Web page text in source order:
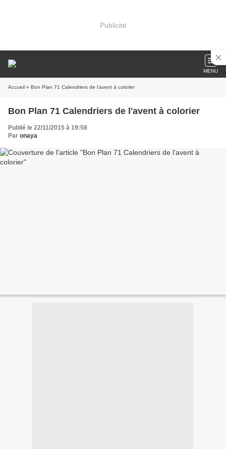
Publicité
MENU
Accueil » Bon Plan 71 Calendriers de l'avent à colorier
Bon Plan 71 Calendriers de l'avent à colorier
Publié le 22/11/2015 à 19:58
Par onaya